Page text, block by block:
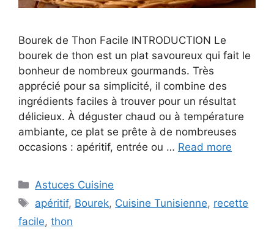
Bourek de Thon Facile INTRODUCTION Le
bourek de thon est un plat savoureux qui fait le
bonheur de nombreux gourmands. Très
apprécié pour sa simplicité, il combine des
ingrédients faciles à trouver pour un résultat
délicieux. À déguster chaud ou à température
ambiante, ce plat se prête à de nombreuses
occasions : apéritif, entrée ou … Read more
Categories
Astuces Cuisine
Tags
apéritif, Bourek, Cuisine Tunisienne, recette
facile, thon